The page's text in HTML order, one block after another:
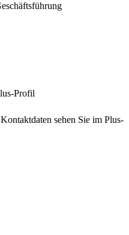
Profil
sehen Sie im Plus-